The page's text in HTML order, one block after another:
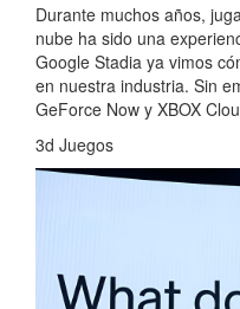
Durante muchos años,
nube ha sido una
Google Stadia ya vimos
en nuestra industria. Sin
GeForce Now y XBOX
3d Juegos